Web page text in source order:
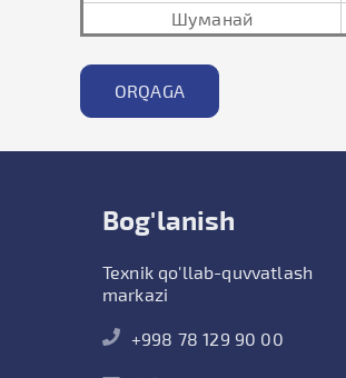
Шуманай
ORQAGA
Bog'lanish
Texnik qo'llab-quvvatlash
markazi
+998 78 129 90 00